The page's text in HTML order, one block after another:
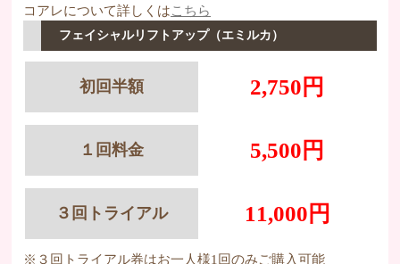
コアレについて詳しくはこちら
フェイシャルリフトアップ（エミルカ）
初回半額 2,750円
１回料金 5,500円
３回トライアル 11,000円
※３回トライアル券はお一人様1回のみご購入可能